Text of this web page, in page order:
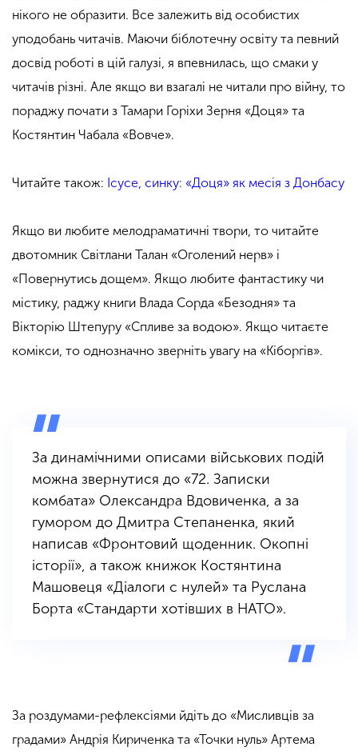
нікого не образити. Все залежить від особистих
уподобань читачів. Маючи біблотечну освіту та певний
досвід роботі в цій галузі, я впевнилась, що смаки у
читачів різні. Але якщо ви взагалі не читали про війну, то
пораджу почати з Тамари Горіхи Зерня «Доця» та
Костянтин Чабала «Вовче».
Читайте також: Ісусе, синку: «Доця» як месія з Донбасу
Якщо ви любите мелодраматичні твори, то читайте
двотомник Світлани Талан «Оголений нерв» і
«Повернутись дощем». Якщо любите фантастику чи
містику, раджу книги Влада Сорда «Безодня» та
Вікторію Штепуру «Спливе за водою». Якщо читаєте
комікси, то однозначно зверніть увагу на «Кіборгів».
За динамічними описами військових подій
можна звернутися до «72. Записки
комбата» Олександра Вдовиченка, а за
гумором до Дмитра Степаненка, який
написав «Фронтовий щоденник. Окопні
історії», а також книжок Костянтина
Машовеця «Діалоги с нулей» та Руслана
Борта «Стандарти хотівших в НАТО».
За роздумами-рефлексіями йдіть до «Мисливців за
градами» Андрія Кириченка та «Точки нуль» Артема